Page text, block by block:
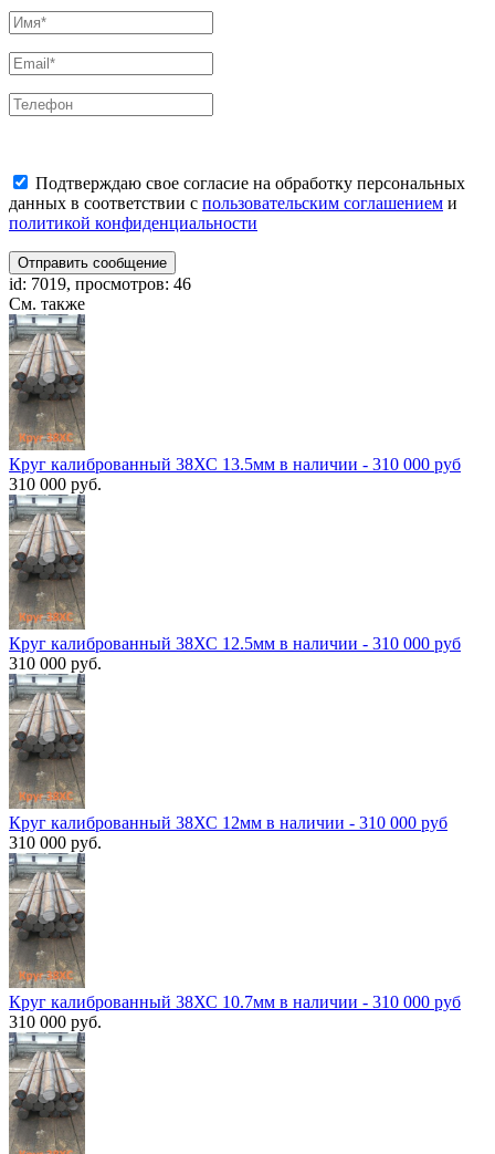
Подтверждаю свое согласие на обработку персональных
данных в соответствии с пользовательским соглашением и
политикой конфиденциальности
Отправить сообщение
id: 7019, просмотров: 46
См. также
Круг калиброванный 38ХС 13.5мм в наличии - 310 000 руб
310 000 руб.
Круг калиброванный 38ХС 12.5мм в наличии - 310 000 руб
310 000 руб.
Круг калиброванный 38ХС 12мм в наличии - 310 000 руб
310 000 руб.
Круг калиброванный 38ХС 10.7мм в наличии - 310 000 руб
310 000 руб.